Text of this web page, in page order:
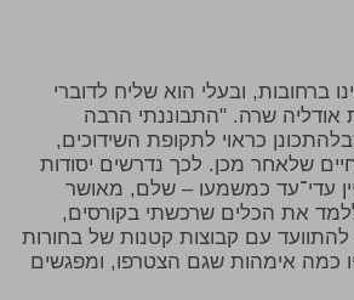
ברחובות, ובעלי הוא שליח לדוברי
אודליה שרה. "התבוננתי הרבה
כראוי לתקופת השידוכים,
שלאחר מכן. לכך נדרשים יסודות
עדי־עד כמשמעו – שלם, מאושר
ללמד את הכלים שרכשתי בקורסים,
להתוועד עם קבוצות קטנות של בחורות
כמה אימהות שגם הצטרפו, ומפגשים